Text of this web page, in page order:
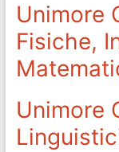
Unimore
Fisiche,
Unimore